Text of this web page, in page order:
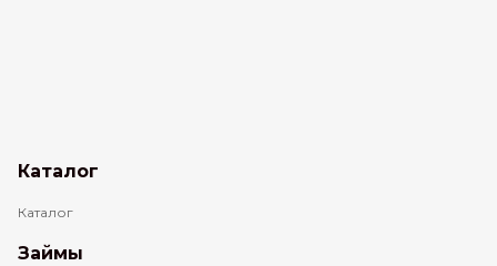
Каталог
Каталог
Займы